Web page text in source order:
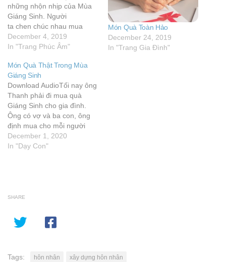
những nhộn nhịp của Mùa
Giáng Sinh. Người
ta chen chúc nhau mua
sắm và nhìn vào mức độ
mua sắm để đo lường sự
nền kinh tế. Riêng quý vị
nhìn thấy gì trong Mùa
Giáng…
December 4, 2019
In "Trang Phúc Âm"
Món Quà Toàn Hảo
December 24, 2019
In "Trang Gia Đình"
Món Quà Thật Trong Mùa
Giáng Sinh
Download AudioTối nay ông
Thanh phải đi mua quà
Giáng Sinh cho gia đình.
Ông có vợ và ba con, ông
định mua cho mỗi người
một món quà thật đặc biệt
trong mùa Giáng Sinh này
December 1, 2020
In "Dạy Con"
SHARE
Tags: hôn nhân
xây dựng hôn nhân